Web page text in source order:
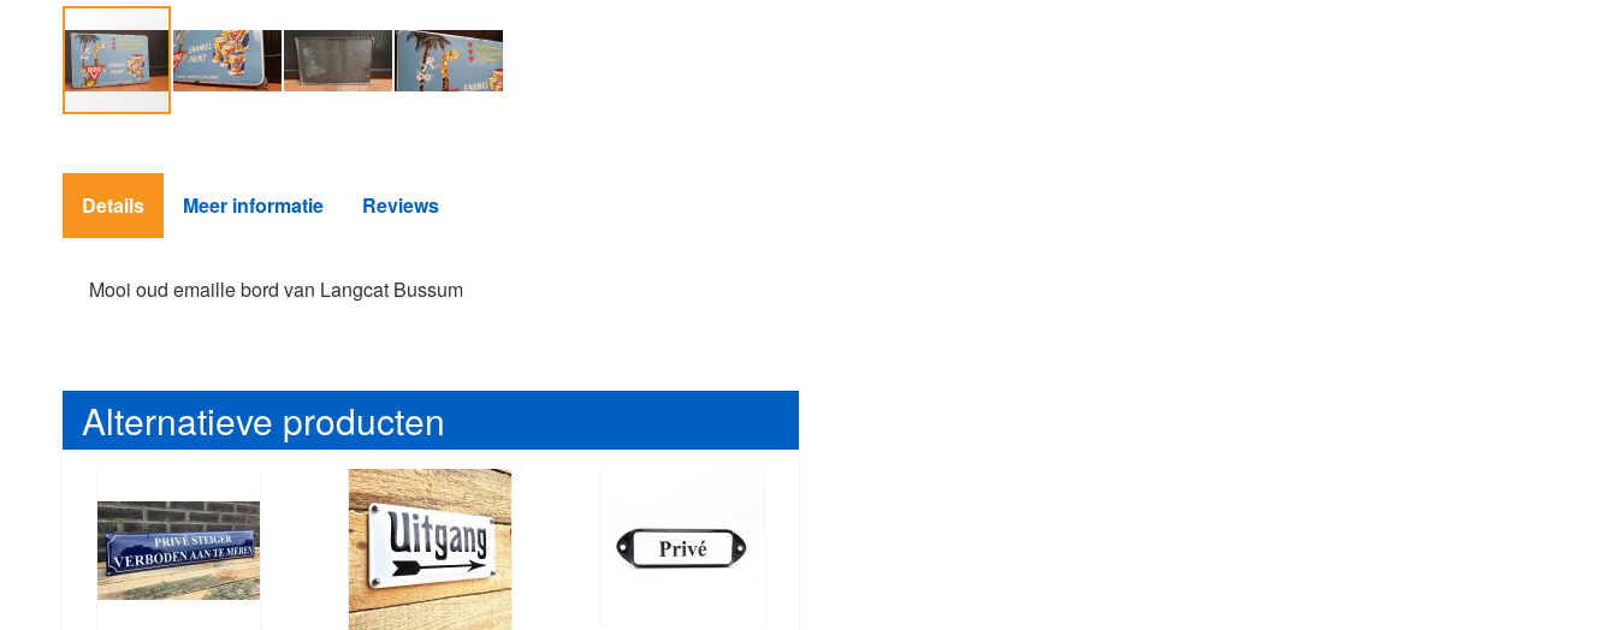
het
begin
van
afbeeldingen-
Details
Mooi oud emaille bord van Langcat Bussum
Meer informatie Reviews
Alternatieve producten